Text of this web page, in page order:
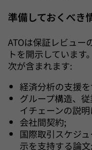
準備しておくべき
ATOは保証レビュー
トを開示しています
次が含まれます:
経済分析の支援
グループ構造、
イチェーンの説
会社間契約;
国際取引スケジ
示を支持する論文;